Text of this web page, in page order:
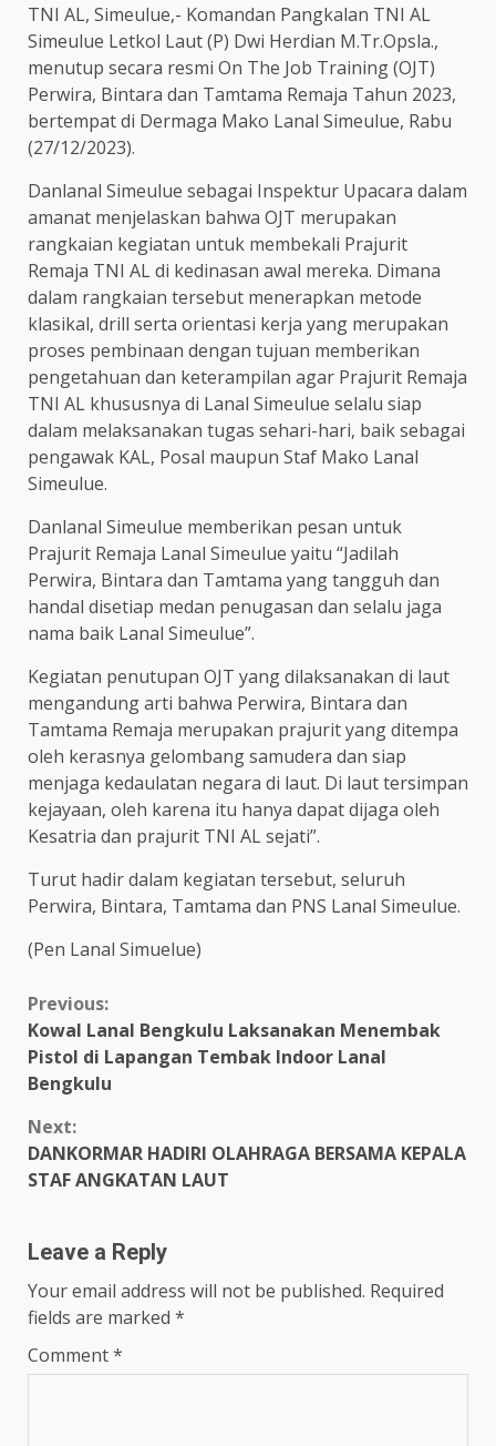
TNI AL, Simeulue,- Komandan Pangkalan TNI AL
Simeulue Letkol Laut (P) Dwi Herdian M.Tr.Opsla.,
menutup secara resmi On The Job Training (OJT)
Perwira, Bintara dan Tamtama Remaja Tahun 2023,
bertempat di Dermaga Mako Lanal Simeulue, Rabu
(27/12/2023).
Danlanal Simeulue sebagai Inspektur Upacara dalam
amanat menjelaskan bahwa OJT merupakan
rangkaian kegiatan untuk membekali Prajurit
Remaja TNI AL di kedinasan awal mereka. Dimana
dalam rangkaian tersebut menerapkan metode
klasikal, drill serta orientasi kerja yang merupakan
proses pembinaan dengan tujuan memberikan
pengetahuan dan keterampilan agar Prajurit Remaja
TNI AL khususnya di Lanal Simeulue selalu siap
dalam melaksanakan tugas sehari-hari, baik sebagai
pengawak KAL, Posal maupun Staf Mako Lanal
Simeulue.
Danlanal Simeulue memberikan pesan untuk
Prajurit Remaja Lanal Simeulue yaitu “Jadilah
Perwira, Bintara dan Tamtama yang tangguh dan
handal disetiap medan penugasan dan selalu jaga
nama baik Lanal Simeulue”.
Kegiatan penutupan OJT yang dilaksanakan di laut
mengandung arti bahwa Perwira, Bintara dan
Tamtama Remaja merupakan prajurit yang ditempa
oleh kerasnya gelombang samudera dan siap
menjaga kedaulatan negara di laut. Di laut tersimpan
kejayaan, oleh karena itu hanya dapat dijaga oleh
Kesatria dan prajurit TNI AL sejati”.
Turut hadir dalam kegiatan tersebut, seluruh
Perwira, Bintara, Tamtama dan PNS Lanal Simeulue.
(Pen Lanal Simuelue)
Continue
Reading
Previous:
Kowal Lanal Bengkulu Laksanakan Menembak
Pistol di Lapangan Tembak Indoor Lanal
Bengkulu
Next:
DANKORMAR HADIRI OLAHRAGA BERSAMA KEPALA
STAF ANGKATAN LAUT
Leave a Reply
Your email address will not be published. Required
fields are marked *
Comment*